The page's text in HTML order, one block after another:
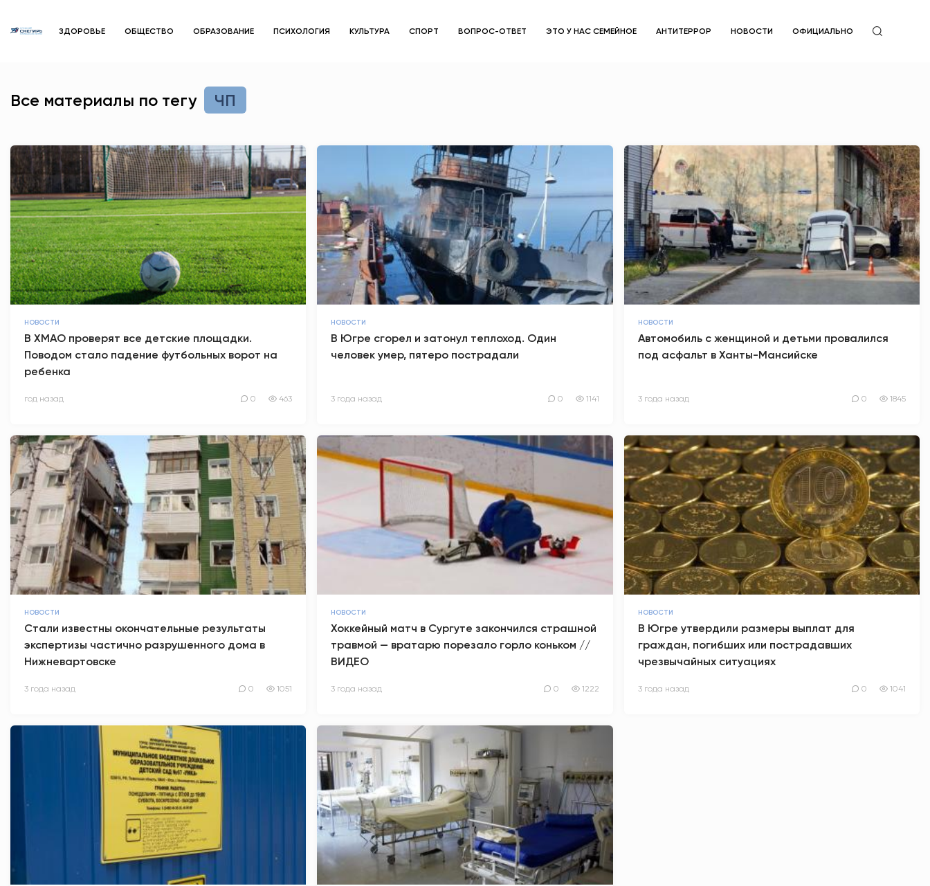
ЗДОРОВЬЕ ОБЩЕСТВО ОБРАЗОВАНИЕ ПСИХОЛОГИЯ КУЛЬТУРА СПОРТ ВОПРОС-ОТВЕТ ЭТО У НАС СЕМЕЙНОЕ АНТИТЕРРОР НОВОСТИ ОФИЦИАЛЬНО
ПСИХОЛОГИЯ
КУЛЬТУРА
СПОРТ
ВОПРОС-ОТВЕТ
ЭТО У НАС СЕМЕЙНОЕ
АНТИТЕРРОР
94,06
Вход / Регистрация
Все материалы по тегу ЧП
НОВОСТИ
В ХМАО проверят все детские площадки.
Поводом стало падение футбольных ворот на
ребенка
год назад 0 463
НОВОСТИ
В Югре сгорел и затонул теплоход. Один
человек умер, пятеро пострадали
3 года назад 0 1141
НОВОСТИ
Автомобиль с женщиной и детьми провалился
под асфальт в Ханты-Мансийске
3 года назад 0 1845
НОВОСТИ
Стали известны окончательные результаты
экспертизы частично разрушенного дома в
Нижневартовске
3 года назад 0 1051
НОВОСТИ
Хоккейный матч в Сургуте закончился страшной
травмой — вратарю порезало горло коньком //
ВИДЕО
3 года назад 0 1222
НОВОСТИ
В Югре утвердили размеры выплат для
граждан, погибших или пострадавших
чрезвычайных ситуациях
3 года назад 0 1041